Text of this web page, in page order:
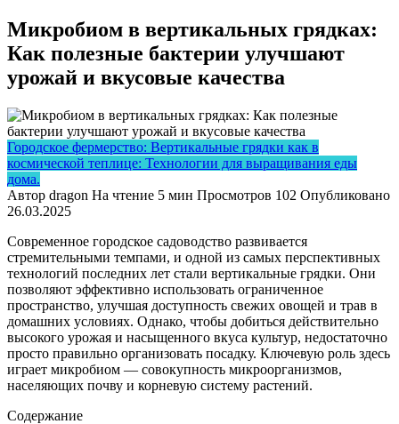
Микробиом в вертикальных грядках:
Как полезные бактерии улучшают
урожай и вкусовые качества
Городское фермерство: Вертикальные грядки как в
космической теплице: Технологии для выращивания еды
дома.
Автор dragon На чтение 5 мин Просмотров 102 Опубликовано
26.03.2025
Современное городское садоводство развивается
стремительными темпами, и одной из самых перспективных
технологий последних лет стали вертикальные грядки. Они
позволяют эффективно использовать ограниченное
пространство, улучшая доступность свежих овощей и трав в
домашних условиях. Однако, чтобы добиться действительно
высокого урожая и насыщенного вкуса культур, недостаточно
просто правильно организовать посадку. Ключевую роль здесь
играет микробиом — совокупность микроорганизмов,
населяющих почву и корневую систему растений.
Содержание